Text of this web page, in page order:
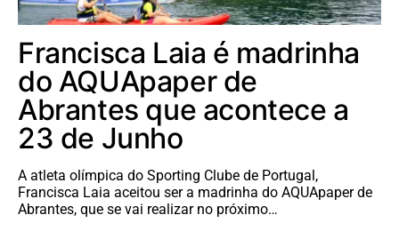
Francisca Laia é madrinha
do AQUApaper de
Abrantes que acontece a
23 de Junho
A atleta olímpica do Sporting Clube de Portugal,
Francisca Laia aceitou ser a madrinha do AQUApaper de
Abrantes, que se vai realizar no próximo…